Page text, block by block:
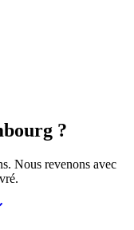
?
Nous revenons avec